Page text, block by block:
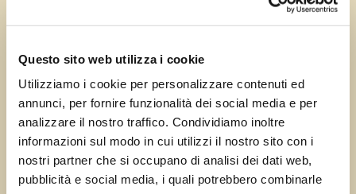
Questo sito web utilizza i cookie
Utilizziamo i cookie per personalizzare contenuti ed
annunci, per fornire funzionalità dei social media e per
analizzare il nostro traffico. Condividiamo inoltre
informazioni sul modo in cui utilizzi il nostro sito con i
nostri partner che si occupano di analisi dei dati web,
pubblicità e social media, i quali potrebbero combinarle
← Precedente:
Cassacco
Successivo:Platischis
→